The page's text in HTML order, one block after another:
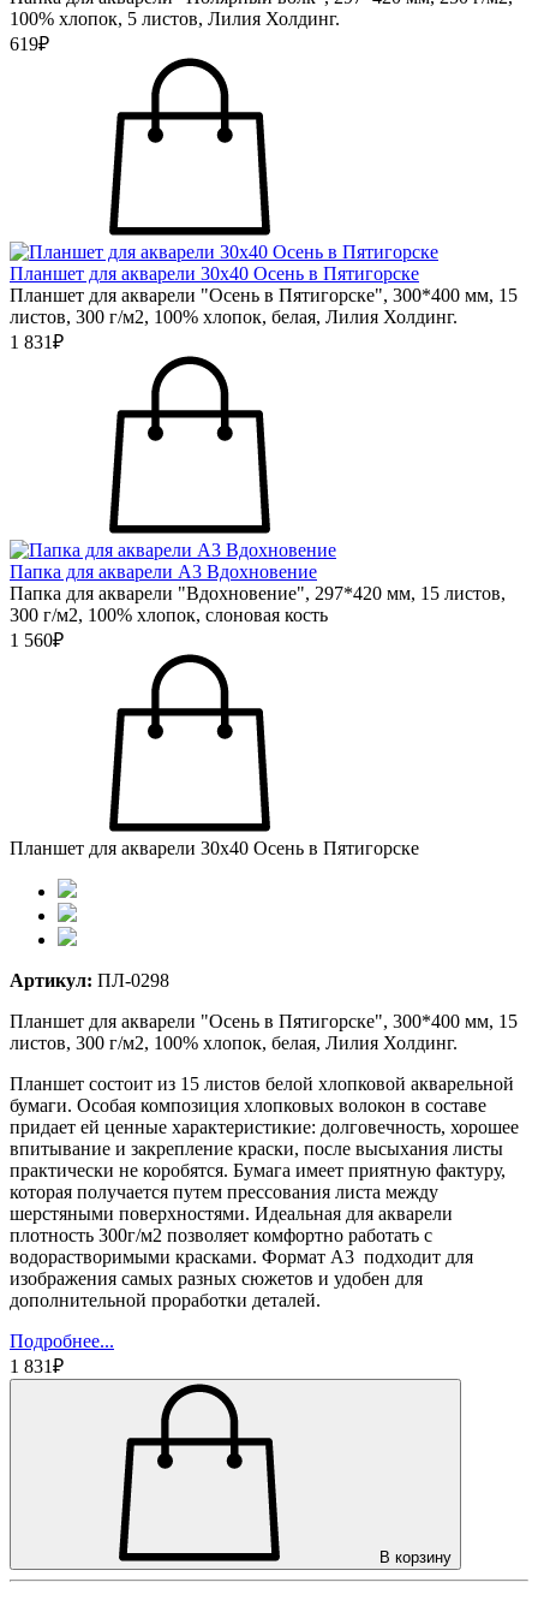
100% хлопок, 5 листов, Лилия Холдинг.
619₽
Планшет для акварели 30х40 Осень в Пятигорске
Планшет для акварели "Осень в Пятигорске", 300*400 мм, 15
листов, 300 г/м2, 100% хлопок, белая, Лилия Холдинг.
1 831₽
Папка для акварели А3 Вдохновение
Папка для акварели "Вдохновение", 297*420 мм, 15 листов,
300 г/м2, 100% хлопок, слоновая кость
1 560₽
Планшет для акварели 30х40 Осень в Пятигорске
Артикул: ПЛ-0298
Планшет для акварели "Осень в Пятигорске", 300*400 мм, 15
листов, 300 г/м2, 100% хлопок, белая, Лилия Холдинг.
Планшет состоит из 15 листов белой хлопковой акварельной
бумаги. Особая композиция хлопковых волокон в составе
придает ей ценные характеристикие: долговечность, хорошее
впитывание и закрепление краски, после высыхания листы
практически не коробятся. Бумага имеет приятную фактуру,
которая получается путем прессования листа между
шерстяными поверхностями. Идеальная для акварели
плотность 300г/м2 позволяет комфортно работать с
водорастворимыми красками. Формат А3 подходит для
изображения самых разных сюжетов и удобен для
дополнительной проработки деталей.
Подробнее...
1 831₽
В корзину